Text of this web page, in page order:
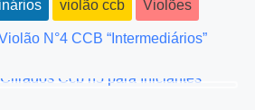
violão ccb Violões
N°4 CCB “Intermediários”